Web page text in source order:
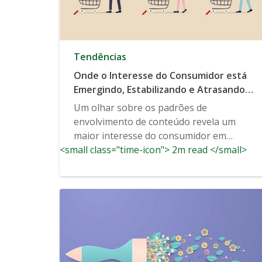
Tendências
Onde o Interesse do Consumidor está
Emergindo, Estabilizando e Atrasando
Agora Mesmo
Um olhar sobre os padrões de
envolvimento de conteúdo revela um
maior interesse do consumidor em
algumas categorias do que mesmo
<small class="time-icon"> 2m read </small>